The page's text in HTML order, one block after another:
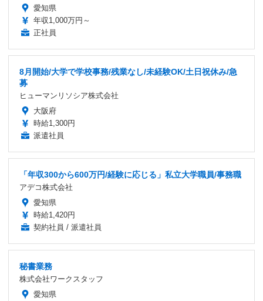
愛知県
年収1,000万円～
正社員
8月開始/大学で学校事務/残業なし/未経験OK/土日祝休み/急
募
ヒューマンリソシア株式会社
大阪府
時給1,300円
派遣社員
「年収300から600万円/経験に応じる」私立大学職員/事務職
アデコ株式会社
愛知県
時給1,420円
契約社員 / 派遣社員
秘書業務
株式会社ワークスタッフ
愛知県